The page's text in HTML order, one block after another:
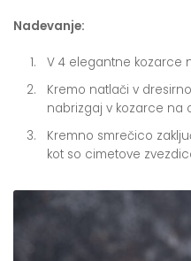
Nadevanje:
V 4 elegantne kozarce
Kremo natlači v
nabrizgaj v kozarce na
Kremno smrečico
kot so cimetove